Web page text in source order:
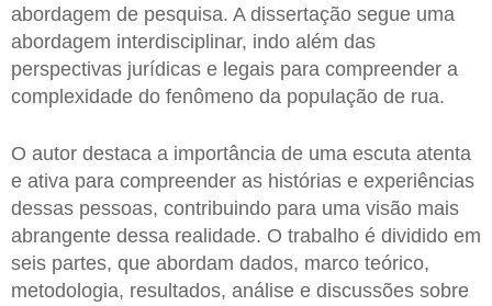
abordagem de pesquisa. A dissertação segue uma
abordagem interdisciplinar, indo além das
perspectivas jurídicas e legais para compreender a
complexidade do fenômeno da população de rua.
O autor destaca a importância de uma escuta atenta
e ativa para compreender as histórias e experiências
dessas pessoas, contribuindo para uma visão mais
abrangente dessa realidade. O trabalho é dividido em
seis partes, que abordam dados, marco teórico,
metodologia, resultados, análise e discussões sobre